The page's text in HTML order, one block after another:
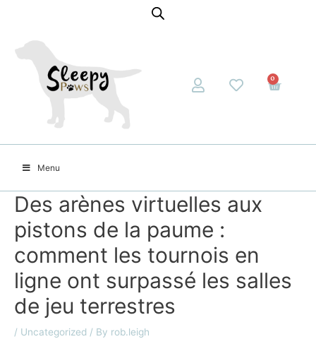
0
Menu
Des arènes virtuelles aux
pistons de la paume :
comment les tournois en
ligne ont surpassé les salles
de jeu terrestres
/ Uncategorized / By rob.leigh